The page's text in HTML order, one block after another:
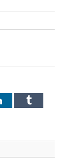
LinkedInTumblr